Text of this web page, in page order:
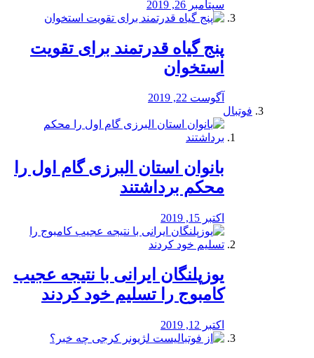
سپتامبر 26, 2019
پنج گیاه قدرتمند برای تقویت
استخوان
آگوست 22, 2019
فوتبال
بانوان استان البرزی گام اول را
محكم برداشتند
اکتبر 15, 2019
یوزپلنگان ایرانی با نتیجه عجیب
کامبوج را تسلیم خود کردند
اکتبر 12, 2019